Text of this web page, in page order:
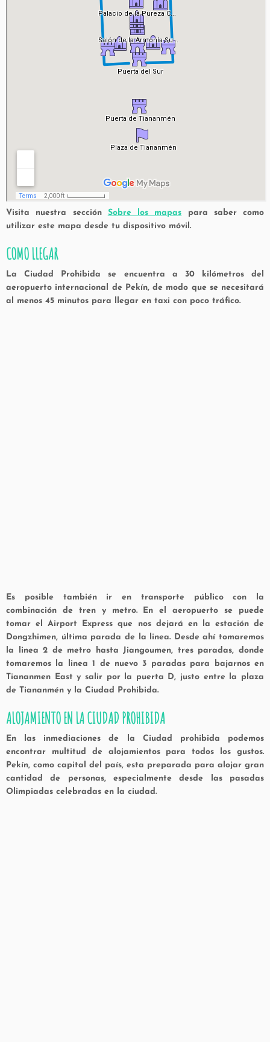
Visita nuestra sección Sobre los mapas para saber como
utilizar este mapa desde tu dispositivo móvil.
COMO LLEGAR
La Ciudad Prohibida se encuentra a 30 kilómetros del
aeropuerto internacional de Pekín, de modo que se necesitará
al menos 45 minutos para llegar en taxi con poco tráfico.
Es posible también ir en transporte público con la
combinación de tren y metro. En el aeropuerto se puede
tomar elAirport Express que nos dejará en la estación de
Dongzhimen, última parada de la linea. Desde ahí tomaremos
la linea 2 de metro hasta Jiangoumen, tres paradas, donde
tomaremos la linea 1 de nuevo 3 paradas para bajarnos en
Tiananmen East y salir por la puerta D, justo entre la plaza
de Tiananmén y la Ciudad Prohibida.
ALOJAMIENTO ENLA CIUDAD PROHIBIDA
En las inmediaciones de la Ciudad prohibida podemos
encontrar multitud de alojamientos para todos los gustos.
Pekín, como capital del país, esta preparada para alojar gran
cantidad de personas, especialmente desde las pasadas
Olimpiadas celebradas en la ciudad.